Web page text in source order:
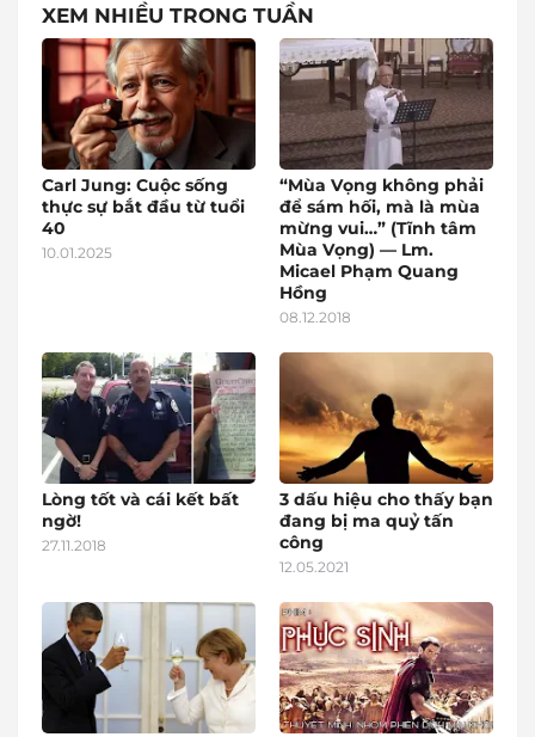
XEM NHIỀU TRONG TUẦN
Carl Jung: Cuộc sống
thực sự bắt đầu từ tuổi
40
10.01.2025
“Mùa Vọng không phải
để sám hối, mà là mùa
mừng vui…” (Tĩnh tâm
Mùa Vọng) — Lm.
Micael Phạm Quang
Hồng
08.12.2018
Lòng tốt và cái kết bất
ngờ!
27.11.2018
3 dấu hiệu cho thấy bạn
đang bị ma quỷ tấn
công
12.05.2021